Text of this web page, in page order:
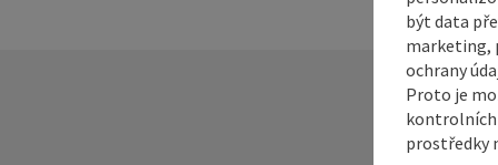
být data
marketing,
ochrany
Proto je
kontrolních
prostředky